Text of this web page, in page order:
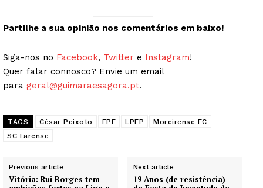
Partilhe a sua opinião nos comentários em baixo!
Siga-nos no Facebook, Twitter e Instagram!
Quer falar connosco? Envie um email
para geral@guimaraesagora.pt.
TAGS César Peixoto FPF LPFP
Moreirense FC
SC Farense
Previous article
Vitória: Rui Borges tem
Next article
19 Anos (de resistência)